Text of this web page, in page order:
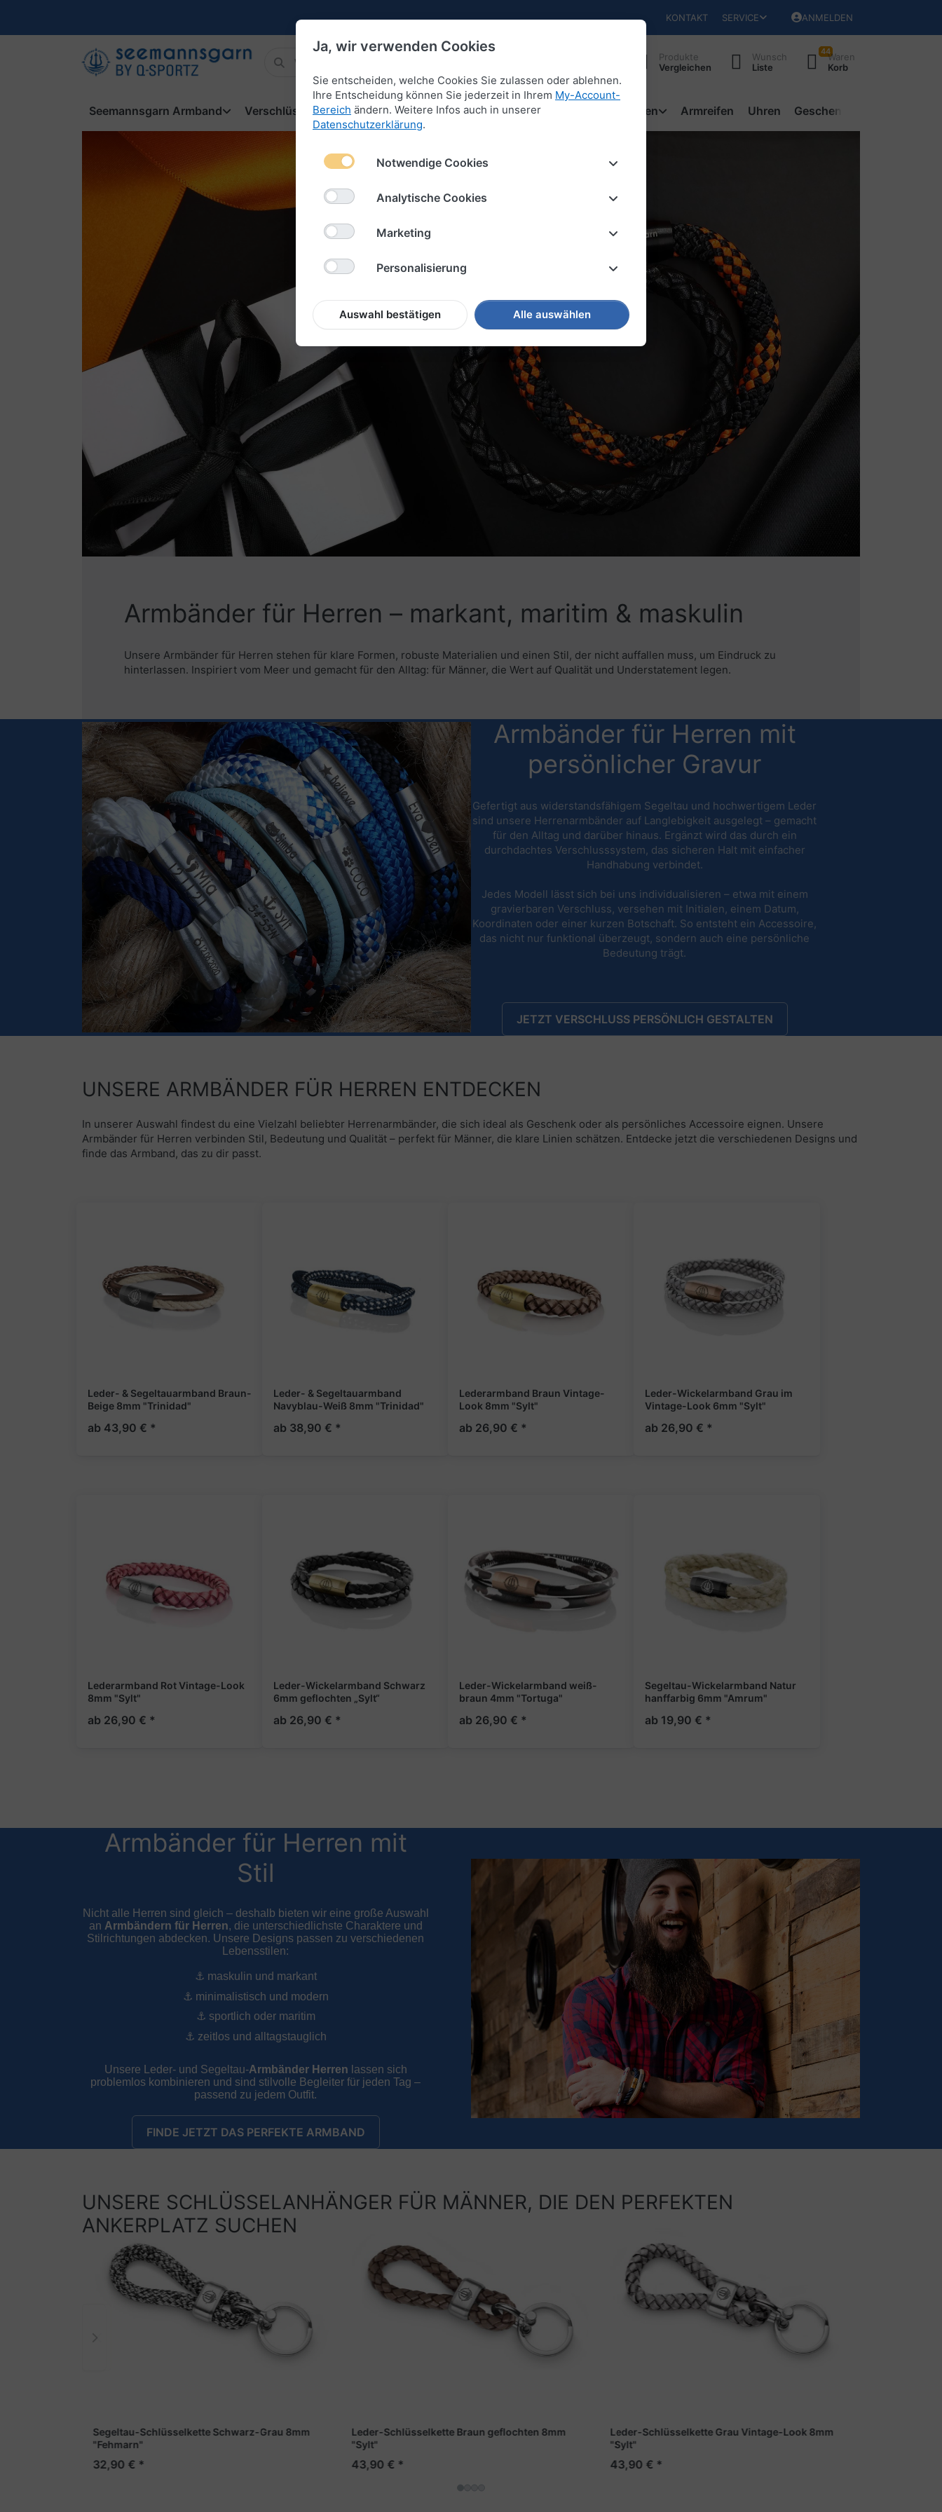
KONTAKT SERVICE ANMELDEN
Produkte
Vergleichen
Wunsch
Liste
44Waren
Korb
Seemannsgarn Armband Verschlüsse für Armbänder Anhänger für Armbänder Schlüsselketten Armreifen Uhren Geschenke
Armbänder für Herren – markant, maritim & maskulin
Unsere Armbänder für Herren stehen für klare Formen, robuste Materialien und einen Stil, der nicht auffallen muss, um Eindruck zu
hinterlassen. Inspiriert vom Meer und gemacht für den Alltag: für Männer, die Wert auf Qualität und Understatement legen.
Armbänder für Herren mit
persönlicher Gravur
Gefertigt aus widerstandsfähigem Segeltau und hochwertigem Leder
sind unsere Herrenarmbänder auf Langlebigkeit ausgelegt – gemacht
für den Alltag und darüber hinaus. Ergänzt wird das durch ein
durchdachtes Verschlusssystem, das sicheren Halt mit einfacher
Handhabung verbindet.
Jedes Modell lässt sich bei uns individualisieren – etwa mit einem
gravierbaren Verschluss, versehen mit Initialen, einem Datum,
Koordinaten oder einer kurzen Botschaft. So entsteht ein Accessoire,
das nicht nur funktional überzeugt, sondern auch eine persönliche
Bedeutung trägt.
JETZT VERSCHLUSS PERSÖNLICH GESTALTEN
Leder- & Segeltauarmband Braun-
Beige 8mm "Trinidad"
ab 43,90 € *
Leder- & Segeltauarmband
Navyblau-Weiß 8mm "Trinidad"
ab 38,90 € *
Lederarmband Braun Vintage-
Look 8mm "Sylt"
ab 26,90 € *
Leder-Wickelarmband Grau im
Vintage-Look 6mm "Sylt"
ab 26,90 € *
Lederarmband Rot Vintage-Look
8mm "Sylt"
ab 26,90 € *
Leder-Wickelarmband Schwarz
6mm geflochten „Sylt“
ab 26,90 € *
Leder-Wickelarmband weiß-
braun 4mm "Tortuga"
ab 26,90 € *
Segeltau-Wickelarmband Natur
hanffarbig 6mm "Amrum"
ab 19,90 € *
UNSERE ARMBÄNDER FÜR HERREN ENTDECKEN
In unserer Auswahl findest du eine Vielzahl beliebter Herrenarmbänder, die sich ideal als Geschenk oder als persönliches Accessoire eignen. Unsere
Armbänder für Herren verbinden Stil, Bedeutung und Qualität – perfekt für Männer, die klare Linien schätzen. Entdecke jetzt die verschiedenen Designs und
finde das Armband, das zu dir passt.
Armbänder für Herren mit
Stil
Nicht alle Herren sind gleich – deshalb bieten wir eine große Auswahl
an Armbändern für Herren, die unterschiedlichste Charaktere und
Stilrichtungen abdecken. Unsere Designs passen zu verschiedenen
Lebensstilen:
⚓ maskulin und markant
⚓ minimalistisch und modern
⚓ sportlich oder maritim
⚓ zeitlos und alltagstauglich
Unsere Leder- und Segeltau-Armbänder Herren lassen sich
problemlos kombinieren und sind stilvolle Begleiter für jeden Tag –
passend zu jedem Outfit.
FINDE JETZT DAS PERFEKTE ARMBAND
Segeltau-Schlüsselkette Schwarz-Grau 8mm
"Fehmarn"
32,90 € *
Leder-Schlüsselkette Braun geflochten 8mm
"Sylt"
43,90 € *
Leder-Schlüsselkette Grau Vintage-Look 8mm
"Sylt"
43,90 € *
UNSERE SCHLÜSSELANHÄNGER FÜR MÄNNER, DIE DEN PERFEKTEN
ANKERPLATZ SUCHEN
Ja, wir verwenden Cookies
Sie entscheiden, welche Cookies Sie zulassen oder ablehnen.
Ihre Entscheidung können Sie jederzeit in Ihrem My-Account-
Bereich ändern. Weitere Infos auch in unserer
Datenschutzerklärung.
Notwendige Cookies
Analytische Cookies
Marketing
Personalisierung
Auswahl bestätigen Alle auswählen